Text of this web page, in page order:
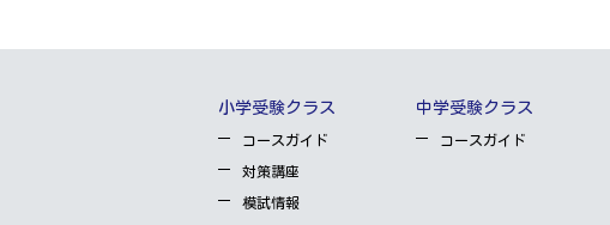
小学受験クラス
コースガイド
対策講座
模試情報
中学受験クラス
コースガイド